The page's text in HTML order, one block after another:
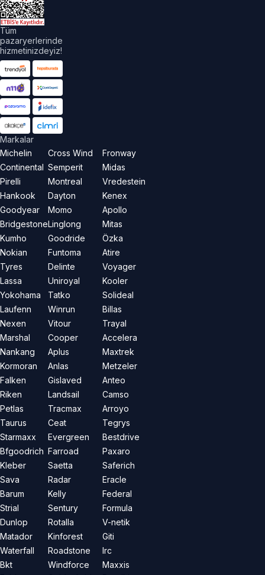
Tüm
pazaryerlerinde
hizmetinizdeyiz!
Markalar
Michelin
Continental
Pirelli
Hankook
Goodyear
Bridgestone
Kumho
Nokian
Tyres
Lassa
Yokohama
Laufenn
Nexen
Marshal
Nankang
Kormoran
Falken
Riken
Petlas
Taurus
Starmaxx
Bfgoodrich
Kleber
Sava
Barum
Strial
Dunlop
Matador
Waterfall
Bkt
Cross Wind
Semperit
Montreal
Dayton
Momo
Linglong
Goodride
Funtoma
Delinte
Uniroyal
Tatko
Winrun
Vitour
Cooper
Aplus
Anlas
Gislaved
Landsail
Tracmax
Ceat
Evergreen
Farroad
Saetta
Radar
Kelly
Sentury
Rotalla
Kinforest
Roadstone
Windforce
Fronway
Midas
Vredestein
Kenex
Apollo
Mitas
Özka
Atire
Voyager
Kooler
Solideal
Billas
Trayal
Accelera
Maxtrek
Metzeler
Anteo
Camso
Arroyo
Tegrys
Bestdrive
Paxaro
Saferich
Eracle
Federal
Formula
V-netik
Giti
Irc
Maxxis